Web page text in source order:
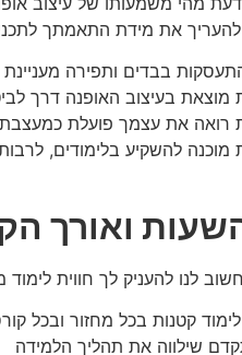
להעריך את מידת התאמתך
בבדים ותפירה מעניינת
בעיצוב האופנה דרך
את עצמך פועלת כמעצבת
להשקיע בלימודים,
ואורך
לנו להעניק לך חווית
קטנות בכל מחזור ובכל
שילווה את תהליך הלמידה